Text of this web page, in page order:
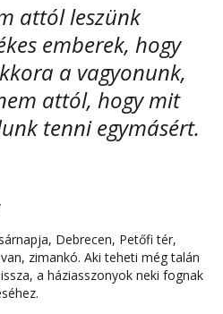
attól leszünk
emberek, hogy
a vagyonunk,
attól, hogy mit
tenni egymásért.
Debrecen, Petőfi tér,
zimankó. Aki teheti még talán
a háziasszonyok neki fognak